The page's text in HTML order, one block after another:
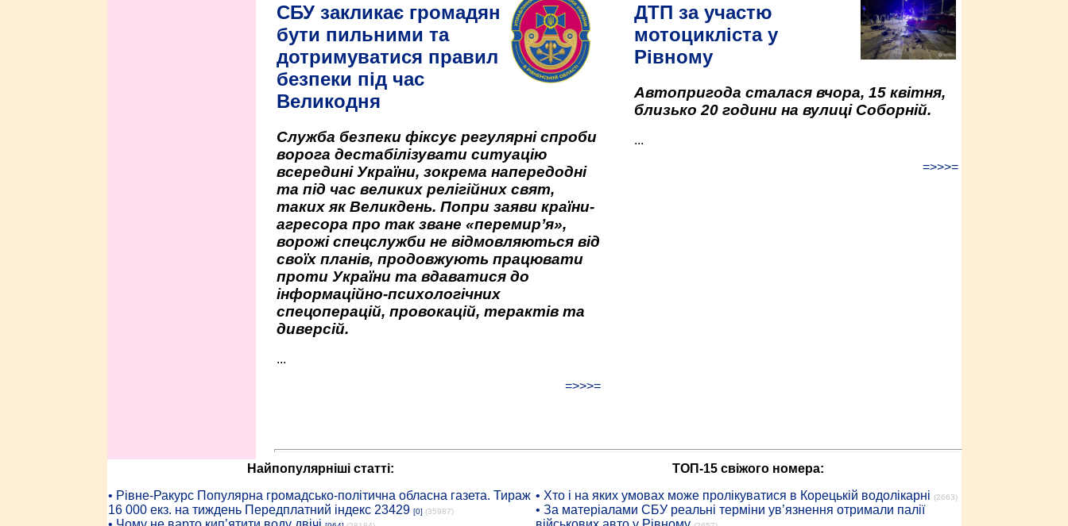
СБУ закликає громадян
бути пильними та
дотримуватися правил
безпеки під час
Великодня
Служба безпеки фіксує регулярні спроби
ворога дестабілізувати ситуацію
всередині України, зокрема напередодні
та під час великих релігійних свят,
таких як Великдень. Попри заяви країни-
агресора про так зване «перемир’я»,
ворожі спецслужби не відмовляються від
своїх планів, продовжують працювати
проти України та вдаватися до
інформаційно-психологічних
спецоперацій, провокацій, терактів та
диверсій.
...
=>>>=
ДТП за участю
мотоцикліста у
Рівному
Автопригода сталася вчора, 15 квітня,
близько 20 години на вулиці Соборній.
...
=>>>=
Найпопулярніші статті:
• Рiвне-Ракурс Популярна громадсько-політична обласна газета. Тираж
16 000 екз. на тиждень Передплатний індекс 23429 [0] (35987)
ТОП-15 свіжого номера:
• Хто і на яких умовах може пролікуватися в Корецькій водолікарні (2663)
• За матеріалами СБУ реальні терміни ув’язнення отримали палії